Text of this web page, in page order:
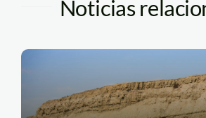
Noticias